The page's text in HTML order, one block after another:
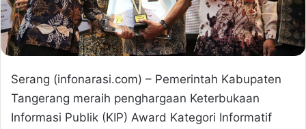
Serang (infonarasi.com) – Pemerintah Kabupaten
Tangerang meraih penghargaan Keterbukaan
Informasi Publik (KIP) Award Kategori Informatif